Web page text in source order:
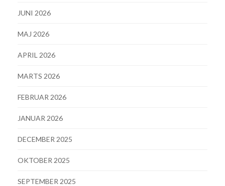
JUNI 2026
MAJ 2026
APRIL 2026
MARTS 2026
FEBRUAR 2026
JANUAR 2026
DECEMBER 2025
OKTOBER 2025
SEPTEMBER 2025